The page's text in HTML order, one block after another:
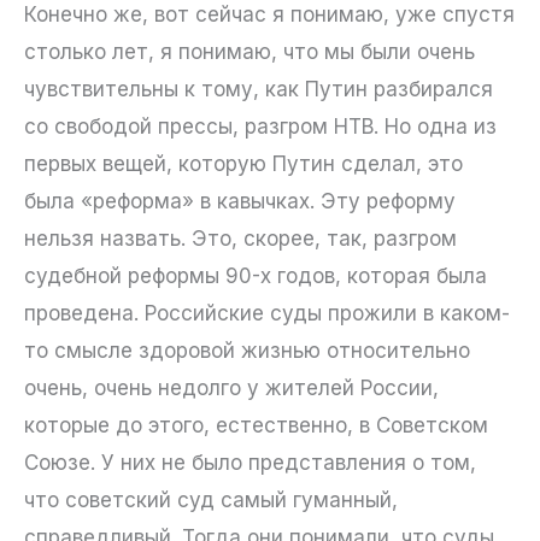
Конечно же, вот сейчас я понимаю, уже спустя
столько лет, я понимаю, что мы были очень
чувствительны к тому, как Путин разбирался
со свободой прессы, разгром НТВ. Но одна из
первых вещей, которую Путин сделал, это
была «реформа» в кавычках. Эту реформу
нельзя назвать. Это, скорее, так, разгром
судебной реформы 90-х годов, которая была
проведена. Российские суды прожили в каком-
то смысле здоровой жизнью относительно
очень, очень недолго у жителей России,
которые до этого, естественно, в Советском
Союзе. У них не было представления о том,
что советский суд самый гуманный,